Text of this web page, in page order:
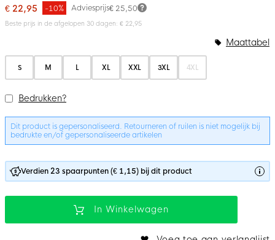
naar
begin
€ 22,95 Adviesprijs€ 25,50
-10%
Beste prijs in de afgelopen 30 dagen: € 22,95
Maattabel
S M L XL XXL 3XL 4XL
Bedrukken?
Dit product is gepersonaliseerd. Retourneren of ruilen is niet mogelijk bij
bedrukte en/of gepersonaliseerde artikelen
Verdien 23 spaarpunten (€ 1,15) bij dit product
In Winkelwagen